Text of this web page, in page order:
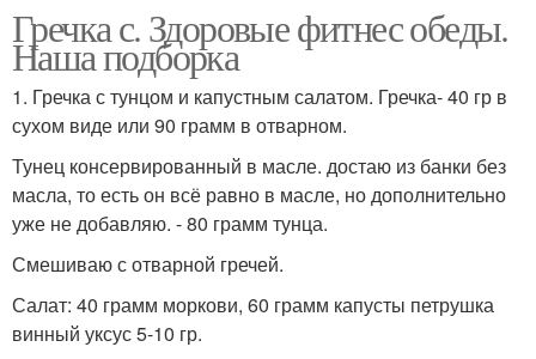
Гречка с. Здоровые фитнес обеды.
Наша подборка
1. Гречка с тунцом и капустным салатом. Гречка- 40 гр в
сухом виде или 90 грамм в отварном.
Тунец консервированный в масле. достаю из банки без
масла, то есть он всё равно в масле, но дополнительно
уже не добавляю. - 80 грамм тунца.
Смешиваю с отварной гречей.
Салат: 40 грамм моркови, 60 грамм капусты петрушка
винный уксус 5-10 гр.